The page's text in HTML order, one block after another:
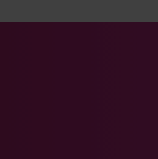
instagram
på youtube